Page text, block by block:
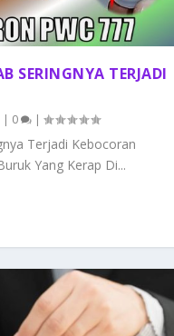
SERINGNYA TERJADI
| 0 |
Terjadi Kebocoran
Yang Kerap Di...